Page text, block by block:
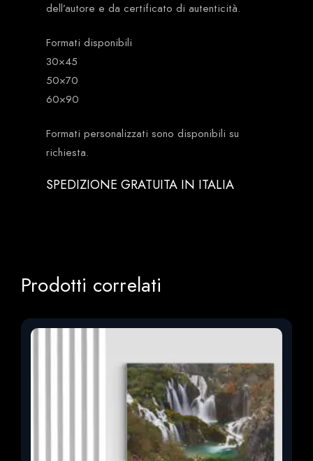
dell’autore e da certificato di autenticità.
Formati disponibili
30×45
50×70
60×90
Formati personalizzati sono disponibili su
richiesta.
SPEDIZIONE GRATUITA IN ITALIA
Prodotti correlati